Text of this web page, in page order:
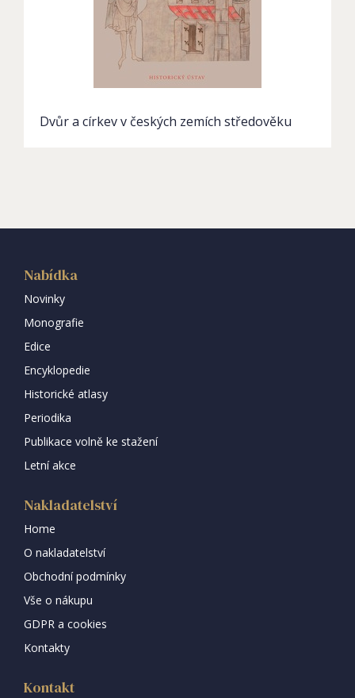
Dvůr a církev v českých zemích středověku
Nabídka
Novinky
Monografie
Edice
Encyklopedie
Historické atlasy
Periodika
Publikace volně ke stažení
Letní akce
Nakladatelství
Home
O nakladatelství
Obchodní podmínky
Vše o nákupu
GDPR a cookies
Kontakty
Kontakt